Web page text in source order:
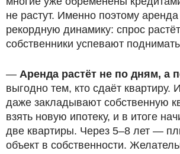
не растут. Именно поэтому
рекордную динамику: спрос
собственники успевают
— Аренда растёт не по дням, а
выгодно тем, кто сдаёт квартиру.
даже закладывают собственную
взять новую ипотеку, и в итоге
две квартиры. Через 5–8 лет —
объект в собственности.